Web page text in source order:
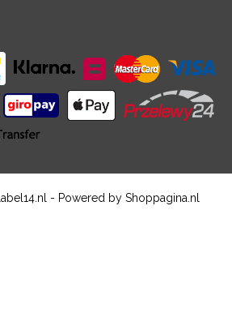
- Powered by Shoppagina.nl